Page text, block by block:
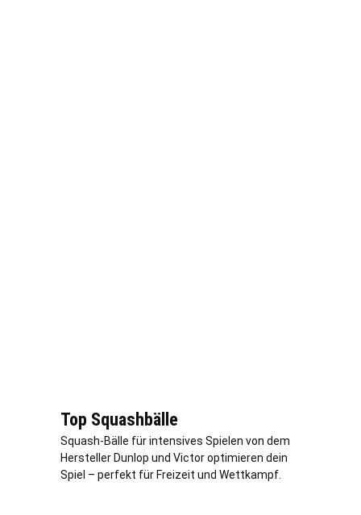
Top Squashbälle
Squash-Bälle für intensives Spielen von dem
Hersteller Dunlop und Victor optimieren dein
Spiel – perfekt für Freizeit und Wettkampf.